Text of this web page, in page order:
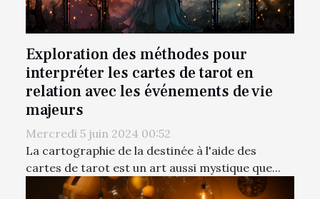
Exploration des méthodes pour
interpréter les cartes de tarot en
relation avec les événements de vie
majeurs
Mercredi 5 juin 2024 00:52
La cartographie de la destinée à l'aide des
cartes de tarot est un art aussi mystique que...